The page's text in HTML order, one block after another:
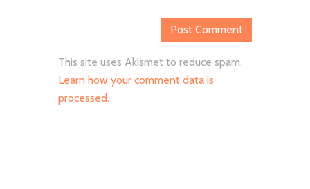
This site uses Akismet to reduce spam.
Learn how your comment data is
processed.